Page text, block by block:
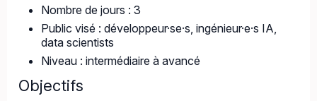
Nombre de jours : 3
Public visé : développeur·se·s, ingénieur·e·s IA,
data scientists
Niveau : intermédiaire à avancé
Objectifs